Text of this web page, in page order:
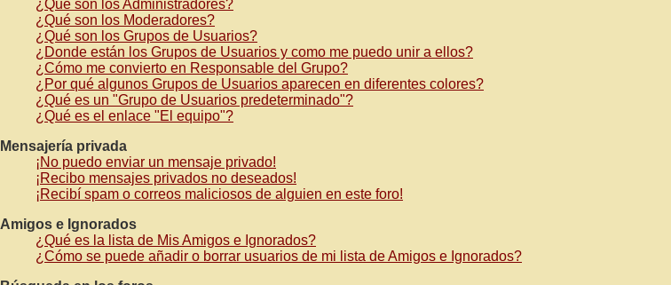
¿Qué son los Administradores?
¿Qué son los Moderadores?
¿Qué son los Grupos de Usuarios?
¿Donde están los Grupos de Usuarios y como me puedo unir a ellos?
¿Cómo me convierto en Responsable del Grupo?
¿Por qué algunos Grupos de Usuarios aparecen en diferentes colores?
¿Qué es un "Grupo de Usuarios predeterminado"?
¿Qué es el enlace "El equipo"?
Mensajería privada
¡No puedo enviar un mensaje privado!
¡Recibo mensajes privados no deseados!
¡Recibí spam o correos maliciosos de alguien en este foro!
Amigos e Ignorados
¿Qué es la lista de Mis Amigos e Ignorados?
¿Cómo se puede añadir o borrar usuarios de mi lista de Amigos e Ignorados?